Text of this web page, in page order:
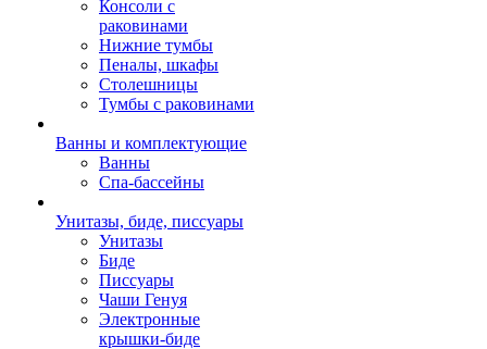
Консоли с
раковинами
Нижние тумбы
Пеналы, шкафы
Столешницы
Тумбы с раковинами
Ванны и комплектующие
Ванны
Спа-бассейны
Унитазы, биде, писсуары
Унитазы
Биде
Писсуары
Чаши Генуя
Электронные
крышки-биде